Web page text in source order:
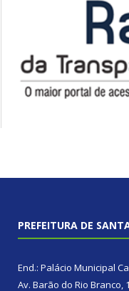
PREFEITURA DE
End.: Palácio Municipal
Av. Barão do Rio Branco,